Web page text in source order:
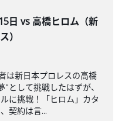
日 vs 高橋ヒロム（新
）
は新日本プロレスの高橋
として挑戦したはずが、
に挑戦！「ヒロム」カタ
契約は言...